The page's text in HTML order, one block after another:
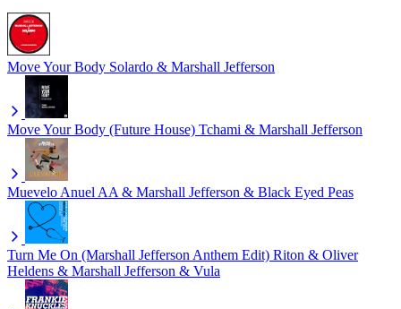
Move Your Body Solardo & Marshall Jefferson
Move Your Body (Future House) Tchami & Marshall Jefferson
Muevelo Anuel AA & Marshall Jefferson & Black Eyed Peas
Turn Me On (Marshall Jefferson Anthem Edit) Riton & Oliver
Heldens & Marshall Jefferson & Vula